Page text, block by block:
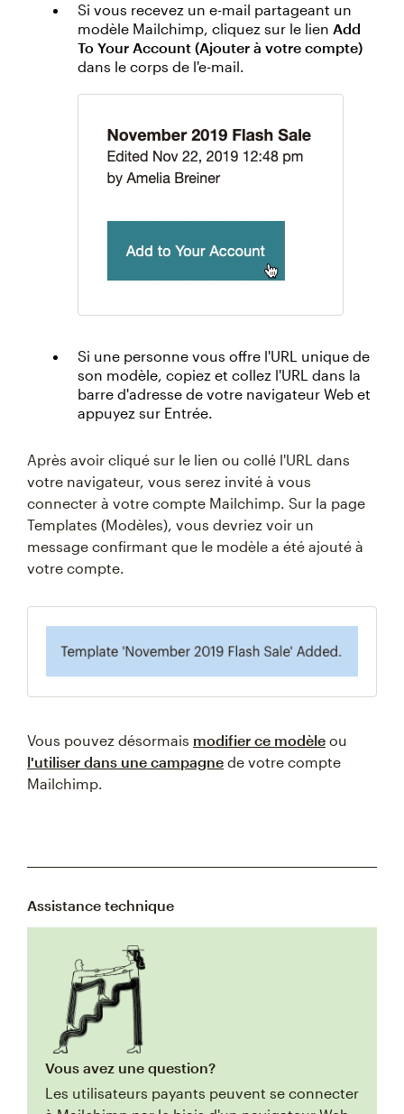
Si vous recevez un e-mail partageant un
modèle Mailchimp, cliquez sur le lien Add
To Your Account (Ajouter à votre compte)
dans le corps de l'e-mail.
Si une personne vous offre l'URL unique de
son modèle, copiez et collez l'URL dans la
barre d'adresse de votre navigateur Web et
appuyez sur Entrée.
Après avoir cliqué sur le lien ou collé l'URL dans
votre navigateur, vous serez invité à vous
connecter à votre compte Mailchimp. Sur la page
Templates (Modèles), vous devriez voir un
message confirmant que le modèle a été ajouté à
votre compte.
Vous pouvez désormais modifier ce modèle ou
l'utiliser dans une campagne de votre compte
Mailchimp.
Assistance technique
Vous avez une question?
Les utilisateurs payants peuvent se connecter